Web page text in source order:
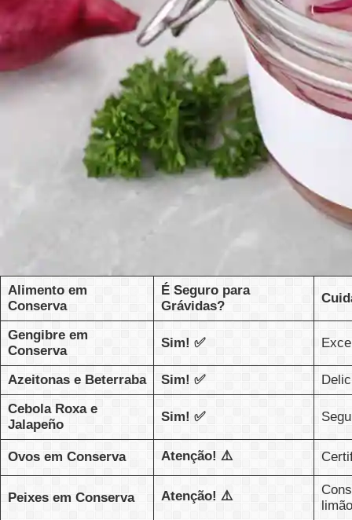
Alimento em
Conserva
É Seguro para
Grávidas?
Gengibre em
Conserva
Sim! ✅
Azeitonas e Beterraba Sim! ✅
Cebola Roxa e
Jalapeño
Sim! ✅
Ovos em Conserva Atenção! ⚠️
Peixes em Conserva Atenção! ⚠️